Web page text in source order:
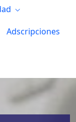
Adscripciones